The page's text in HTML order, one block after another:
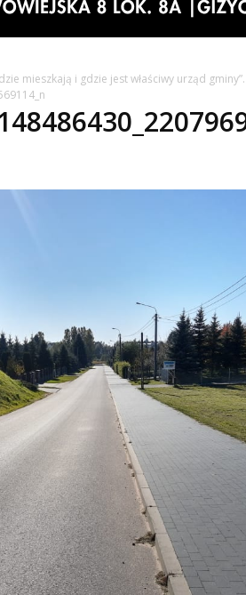
mieszkają i gdzie jest właściwy urząd